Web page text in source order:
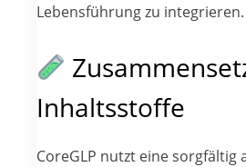
Lebensführung zu integrieren.
Inhaltsstoffe
CoreGLP nutzt eine sorgfältig